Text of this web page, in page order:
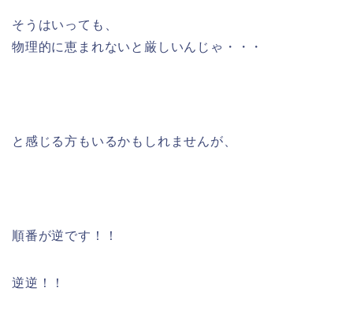
そうはいっても、
物理的に恵まれないと厳しいんじゃ・・・
と感じる方もいるかもしれませんが、
順番が逆です！！
逆逆！！